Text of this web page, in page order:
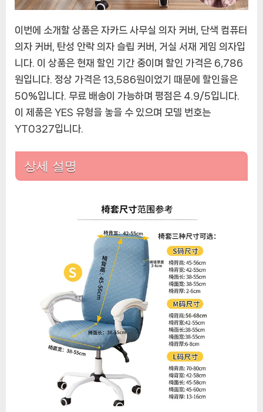
이번에 소개할 상품은 자카드 사무실 의자 커버, 단색 컴퓨터
의자 커버, 탄성 안락 의자 슬립 커버, 거실 서재 게임 의자입
니다. 이 상품은 현재 할인 기간 중이며 할인 가격은 6,786
원입니다. 정상 가격은 13,586원이었기 때문에 할인율은
50%입니다. 무료 배송이 가능하며 평점은 4.9/5입니다.
이 제품은 YES 유형을 놓을 수 있으며 모델 번호는
YT0327입니다.
상세 설명